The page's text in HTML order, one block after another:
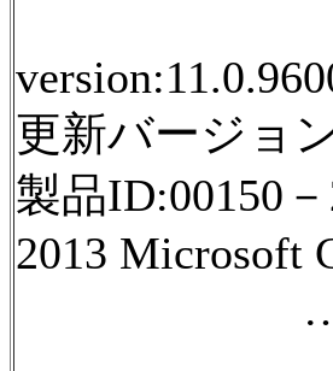
更新バージョ
製品ID:00150
2013 Microsoft
… と有